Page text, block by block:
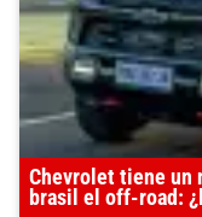
Chevrolet tiene un
brasil el off-road: